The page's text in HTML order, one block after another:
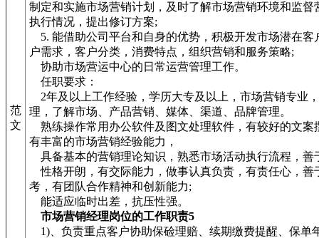
范
文
制定和实施市场营销计划，及时了解市场营销环境和监督
执行情况，提出修订方案;
5. 能借助公司平台和自身的优势，积极开发市场潜在客
户需求，客户分类，消费特点，组织营销和服务策略;
协助市场营运中心的日常运营管理工作。
任职要求：
2年及以上工作经验，学历大专及以上，市场营销专业
理，了解市场、产品营销、媒体、渠道、品牌管理。
熟练操作常用办公软件及图文处理软件，有较好的文案
有丰富的市场营销经验能力，
具备基本的营销理论知识，熟悉市场活动执行流程，善
性格开朗，有交际能力，做事认真负责，有责任心，善
考，有团队合作精神和创新能力;
能适应临时出差，抗压性强。
市场营销经理岗位的工作职责5
1)、负责重点客户协助保硷理赔、续期缴费提醒、保单